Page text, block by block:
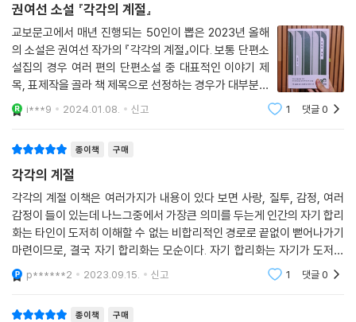
권여선 소설 『각각의 계절』
교보문고에서 매년 진행되는 50인이 뽑은 2023년 올해
의 소설은 권여선 작가의 『각각의 계절』이다. 보통 단편소
설집의 경우 여러 편의 단편소설 중 대표적인 이야기 제
목, 표제작을 골라 책 제목으로 선정하는 경우가 대부분이
다. 하지만 소설집 『각각의 계절』은 다르다. 책에 수록된
일곱 편의 단편 중 ＜하늘 높이 아름답게＞의 마지막 문
i***9 2024.01.08. 신고 1 댓글0
종이책 구매
각각의 계절
각각의 계절 이책은 여러가지가 내용이 있다 보면 사랑, 질투, 감정, 여러
감정이 들이 있는데 나느그중에서 가장큰 의미를 두는게 인간의 자기 합리
화는 타인이 도저히 이해할 수 없는 비합리적인 경로로 끝없이 뻗어나가기
마련이므로, 결국 자기 합리화는 모순이다. 자기 합리화는 자기가 도저히
합리화될 수 없는 경우에만 작동하는 기제이니까. 그러나 우리는 어떠한
것이라도 합리적
p******2 2023.09.15. 신고 1 댓글0
종이책 구매